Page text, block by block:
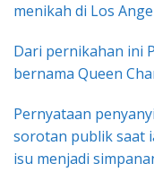
menikah di Los
Dari pernikahan ini
bernama Queen
Pernyataan
sorotan publik saat
isu menjadi